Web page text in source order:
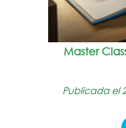
Master
Publicada el